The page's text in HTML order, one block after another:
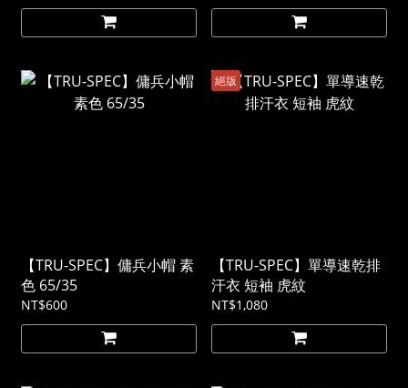
【TRU-SPEC】傭兵小帽 素
色 65/35
NT$600
絕版
【TRU-SPEC】單導速乾排
汗衣 短袖 虎紋
NT$1,080